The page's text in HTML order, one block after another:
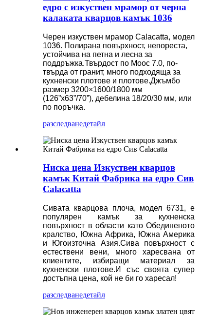
едро с изкуствен мрамор от черна
калаката кварцов камък 1036
Черен изкуствен мрамор Calacatta, модел
1036. Полирана повърхност, непореста,
устойчива на петна и лесна за
поддръжка.Твърдост по Моос 7.0, по-
твърда от гранит, много подходяща за
кухненски плотове и плотове.Джъмбо
размер 3200×1600/1800 мм
(126”x63”/70”), дебелина 18/20/30 мм, или
по поръчка.
разследванедетайл
Ниска цена Изкуствен кварцов
камък Китай Фабрика на едро Сив
Calacatta
Сивата кварцова плоча, модел 6731, е
популярен камък за кухненска
повърхност в области като Обединеното
кралство, Южна Африка, Южна Америка
и Югоизточна Азия.Сива повърхност с
естествени вени, много харесвана от
клиентите, избиращи материал за
кухненски плотове.И със своята супер
достъпна цена, кой не би го харесал!
разследванедетайл